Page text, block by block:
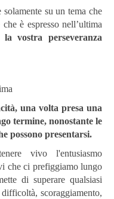
su un tema che
è espresso nell’ultima
la vostra perseveranza
una volta presa una
termine, nonostante le
possono presentarsi.
vivo l'entusiasmo
che ci prefiggiamo lungo
di superare qualsiasi
scoraggiamento,